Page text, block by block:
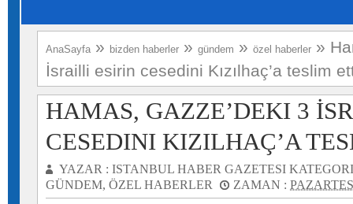
AnaSayfa » bizden haberler » gündem » özel haberler »
İsrailli esirin cesedini Kızılhaç’a teslim
HAMAS, GAZZE’DEKI 3
CESEDINI KIZILHAÇ’A
YAZAR : ISTANBUL HABER GAZETESI
GÜNDEM, ÖZEL HABERLER ZAMAN :